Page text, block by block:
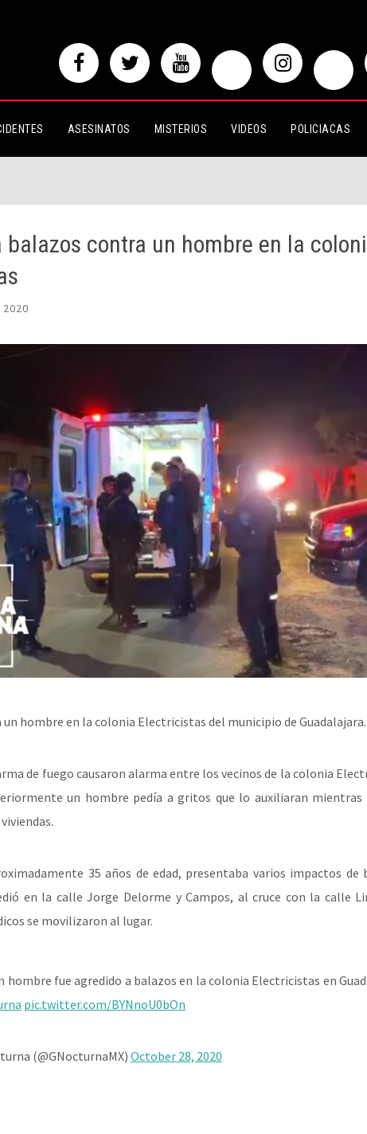
ASESINATOS MISTERIOS VIDEOS POLICIACAS
a balazos contra un hombre en la colonia Electricistas
balazos contra un hombre en la
hombre en la colonia Electricistas del municipio de Guadalajara.
de fuego causaron alarma entre los vecinos de la colonia
un hombre pedía a gritos que lo auxiliaran mientras
35 años de edad, presentaba varios impactos de
en la calle Jorge Delorme y Campos, al cruce con la calle
se movilizaron al lugar.
hombre fue agredido a balazos en la colonia Electricistas en
pic.twitter.com/BYNnoU0bOn
(@GNocturnaMX) October 28, 2020